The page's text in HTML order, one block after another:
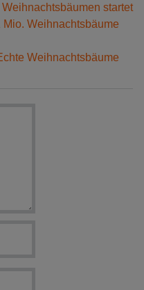
startet
Mio. Weihnachtsbäume
Weihnachtsbäume